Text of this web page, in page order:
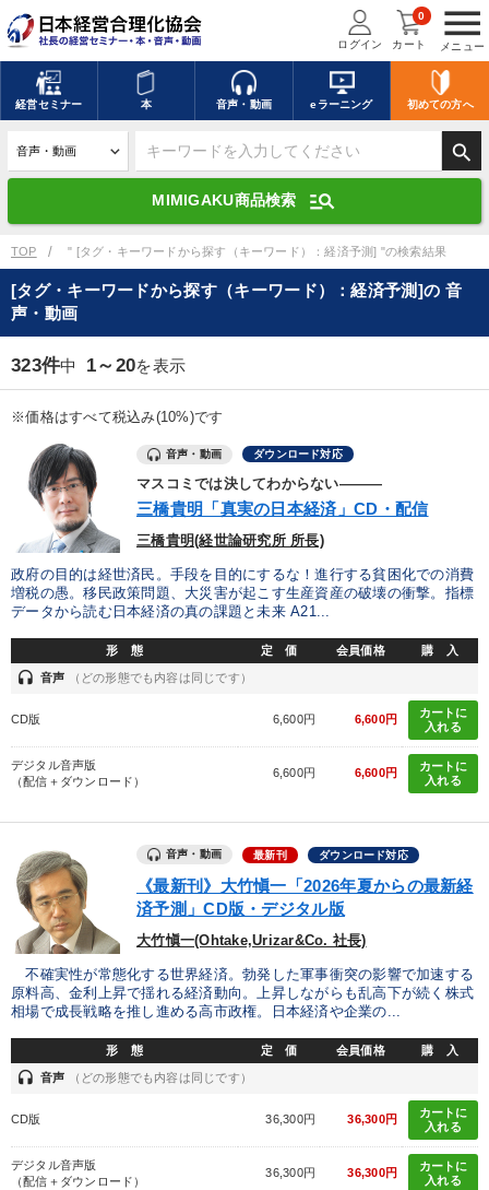
menu
メニュー
ログイン カート
0
経営セミナー 本 音声・動画 eラーニング 初めての方へ
search
MIMIGAKU商品検索 manage_search
キーワードを入力して探す
デジタル版対応のみ検索結果に表示する
search 上記の条件で検索
mic 講演収録物を探す
全国経営者セミナー講演収録物（全1315タイトル）からお探しいただけ
ます
優秀各社の智恵と戦略 事業家のロマンと経営
若手異才経営者の発想 専門家のアドバイス
リーダーの器量を学ぶ
テーマ
数字・税務・決算書
仕事のスキルと人間力を高める知恵を身につける
経営者のための《音声・動画で学ぶ》講演シリーズ
【5月】音声・映像
業種
製造業 卸売・小売・飲食業 建設・不動産業
IT・サービス・金融業 コンサルタント
キーワード
TOP " [タグ・キーワードから探す（キーワード）：経済予測] "の検索結果
[タグ・キーワードから探す（キーワード）：経済予測]の 音
声・動画
323件中 1～20を表示
※価格はすべて税込み(10%)です
音声・動画 ダウンロード対応
マスコミでは決してわからない―――
三橋貴明「真実の日本経済」CD・配信
三橋貴明(経世論研究所 所長)
政府の目的は経世済民。手段を目的にするな！進行する貧困化での消費
増税の愚。移民政策問題、大災害が起こす生産資産の破壊の衝撃。指標
データから読む日本経済の真の課題と未来 A21...
形 態 定 価 会員価格 購 入
headset 音声 （どの形態でも内容は同じです）
CD版 6,600円 6,600円
カートに
入れる
デジタル音声版
（配信＋ダウンロード）
6,600円 6,600円
カートに
入れる
音声・動画 最新刊 ダウンロード対応
《最新刊》大竹愼一「2026年夏からの最新経
済予測」CD版・デジタル版
大竹愼一(Ohtake,Urizar&Co. 社長)
不確実性が常態化する世界経済。勃発した軍事衝突の影響で加速する
原料高、金利上昇で揺れる経済動向。上昇しながらも乱高下が続く株式
相場で成長戦略を推し進める高市政権。日本経済や企業の...
形 態 定 価 会員価格 購 入
headset 音声 （どの形態でも内容は同じです）
CD版 36,300円 36,300円
カートに
入れる
デジタル音声版
（配信＋ダウンロード）
36,300円 36,300円
カートに
入れる